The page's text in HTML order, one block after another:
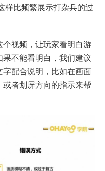
样比频繁展示打杂兵的过
视频，让玩家看明白游
不能看明白，我们建议
配合说明，比如在画面
者划屏方向的指示来帮